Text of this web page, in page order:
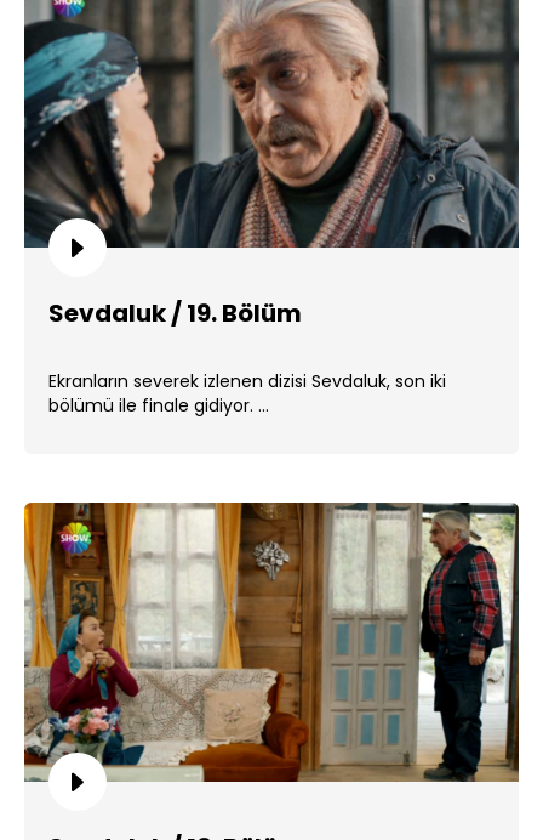
Sevdaluk / 19. Bölüm
Ekranların severek izlenen dizisi Sevdaluk, son iki
bölümü ile finale gidiyor. ...